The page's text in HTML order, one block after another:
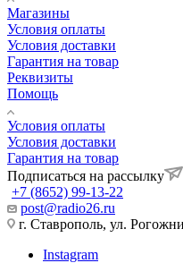
Магазины
Условия оплаты
Условия доставки
Гарантия на товар
Реквизиты
Помощь
Условия оплаты
Условия доставки
Гарантия на товар
Подписаться на рассылку
+7 (8652) 99-13-22
post@radio26.ru
г. Ставрополь, ул.
Instagram